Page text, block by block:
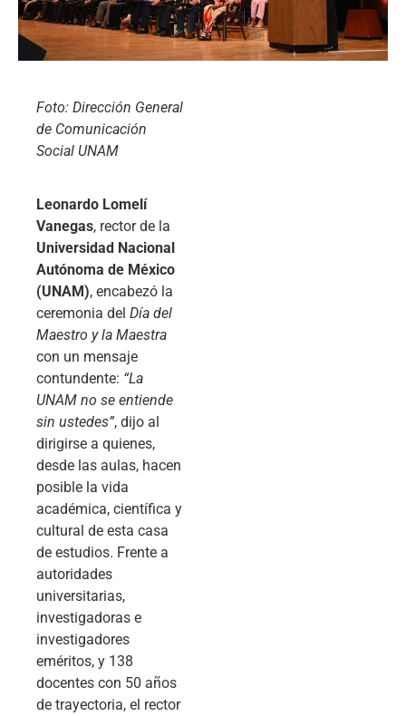
Foto: Dirección General
de Comunicación
Social UNAM
Leonardo Lomelí
Vanegas, rector de la
Universidad Nacional
Autónoma de México
(UNAM), encabezó la
ceremonia del Día del
Maestro y la Maestra
con un mensaje
contundente: “La
UNAM no se entiende
sin ustedes”, dijo al
dirigirse a quienes,
desde las aulas, hacen
posible la vida
académica, científica y
cultural de esta casa
de estudios. Frente a
autoridades
universitarias,
investigadoras e
investigadores
eméritos, y 138
docentes con 50 años
de trayectoria, el rector